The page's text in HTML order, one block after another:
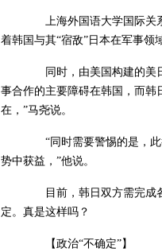
上海外国语大学国际关系
着韩国与其“宿敌”日本在军事领
同时，由美国构建的美日
事合作的主要障碍在韩国，而韩
在，”马尧说。
“同时需要警惕的是，此
势中获益，”他说。
目前，韩日双方需完成各
定。真是这样吗？
【政治“不确定”】